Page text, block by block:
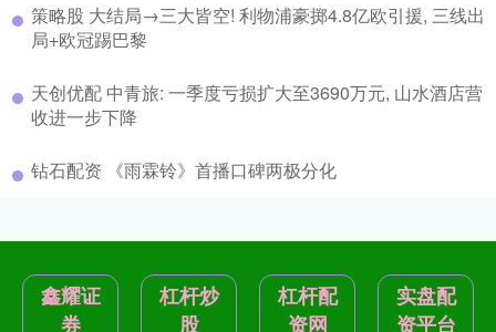
策略股 大结局→三大皆空! 利物浦豪掷4.8亿欧引援, 三线出
局+欧冠踢巴黎
天创优配 中青旅: 一季度亏损扩大至3690万元, 山水酒店营
收进一步下降
钻石配资 《雨霖铃》首播口碑两极分化
鑫耀证
券
杠杆炒
股
杠杆配
资网
实盘配
资平台